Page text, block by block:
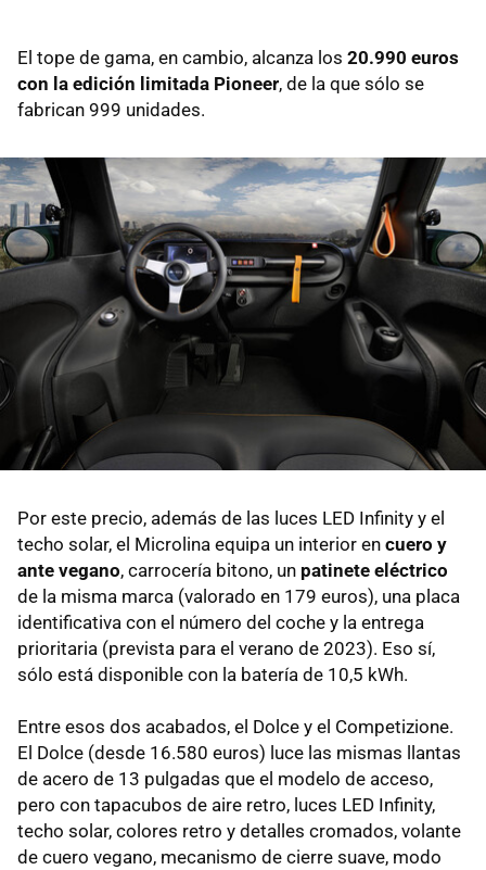
El tope de gama, en cambio, alcanza los 20.990 euros
con la edición limitada Pioneer, de la que sólo se
fabrican 999 unidades.
Por este precio, además de las luces LED Infinity y el
techo solar, el Microlina equipa un interior en cuero y
ante vegano, carrocería bitono, un patinete eléctrico
de la misma marca (valorado en 179 euros), una placa
identificativa con el número del coche y la entrega
prioritaria (prevista para el verano de 2023). Eso sí,
sólo está disponible con la batería de 10,5 kWh.
Entre esos dos acabados, el Dolce y el Competizione.
El Dolce (desde 16.580 euros) luce las mismas llantas
de acero de 13 pulgadas que el modelo de acceso,
pero con tapacubos de aire retro, luces LED Infinity,
techo solar, colores retro y detalles cromados, volante
de cuero vegano, mecanismo de cierre suave, modo